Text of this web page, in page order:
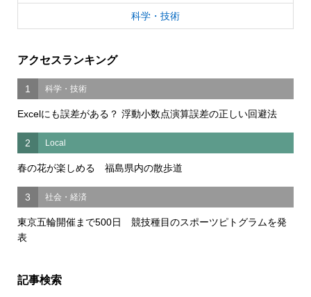
科学・技術
アクセスランキング
1 科学・技術
Excelにも誤差がある？ 浮動小数点演算誤差の正しい回避法
2 Local
春の花が楽しめる 福島県内の散歩道
3 社会・経済
東京五輪開催まで500日 競技種目のスポーツピトグラムを発
表
記事検索